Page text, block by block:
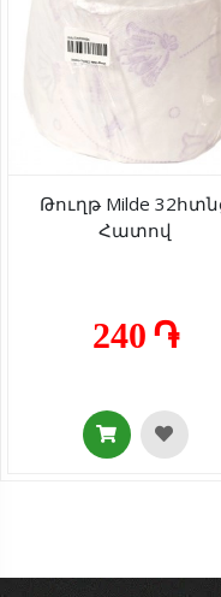
Թուղթ Milde
Հատով
240 ֏